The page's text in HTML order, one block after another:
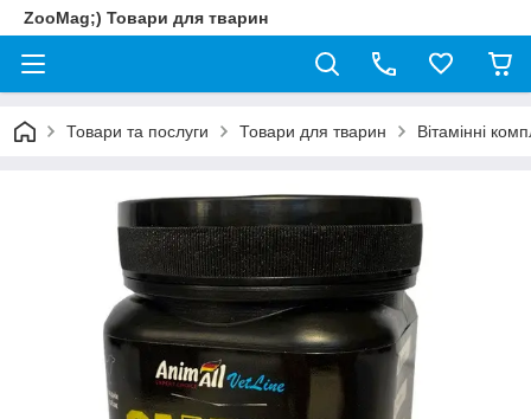
ZooMag;) Товари для тварин
Товари та послуги Товари для тварин Вітамінні